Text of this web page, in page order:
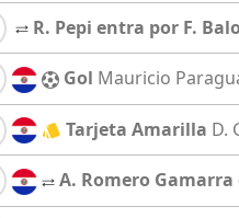
R. Pepi entra por F.
Gol Mauricio
Tarjeta Amarilla D.
A. Romero